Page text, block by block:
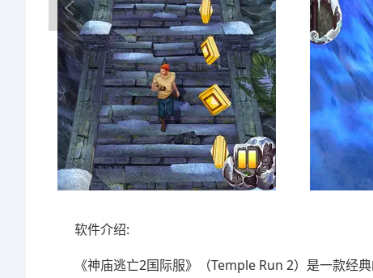
软件介绍:
《神庙逃亡2国际服》（Temple Run 2）是一款经典